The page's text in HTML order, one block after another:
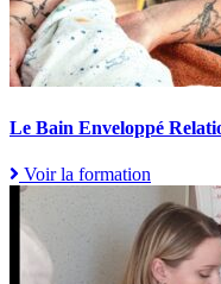
Le Bain Enveloppé
Voir la formation